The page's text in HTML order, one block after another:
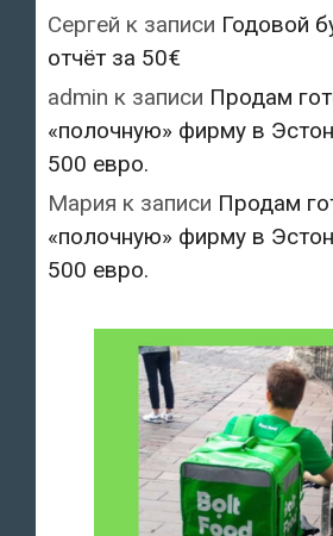
Сергей к записи Годовой
отчёт за 50€
admin к записи Продам
«полочную» фирму в
500 евро.
Мария к записи Продам
«полочную» фирму в
500 евро.